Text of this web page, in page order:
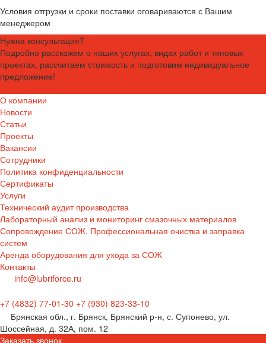
Условия отгрузки и сроки поставки оговариваются с Вашим
менеджером
Нужна консультация?
Подробно расскажем о наших услугах, видах работ и типовых
проектах, рассчитаем стоимость и подготовим индивидуальное
предложение!
О компании
Новости
Статьи
Проекты
Вакансии
Сотрудники
Политика конфиденциальности
Сертификаты
Услуги
Технический аудит производства
Лабораторный анализ и мониторинг смазочных материалов
Сопровождение СОЖ. Профессиональная очистка и заправка
систем
Аренда оборудования для ухода за СОЖ
Контакты
info@lubriforce.ru
+7 (4832) 77-01-30 +7 (930) 823-33-10
Брянская обл., г. Брянск, Брянский р-н, с. Супонево, ул.
Шоссейная, д. 32А, пом. 12
Заказать звонок